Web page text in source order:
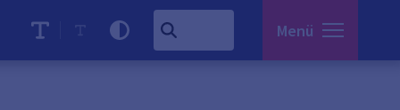
Menü